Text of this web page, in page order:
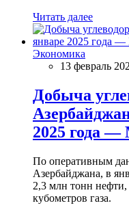
Читать далее
Экономика
13 февраль
Добыча
2025 года —
По оперативным
Азербайджана, в
2,3 млн тонн нефти,
кубометров газа.